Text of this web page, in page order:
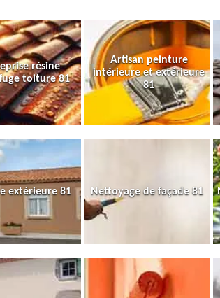
résine
toiture 81
Artisan peinture
intérieure et extérieure
81
extérieure 81 Nettoyage de façade 81